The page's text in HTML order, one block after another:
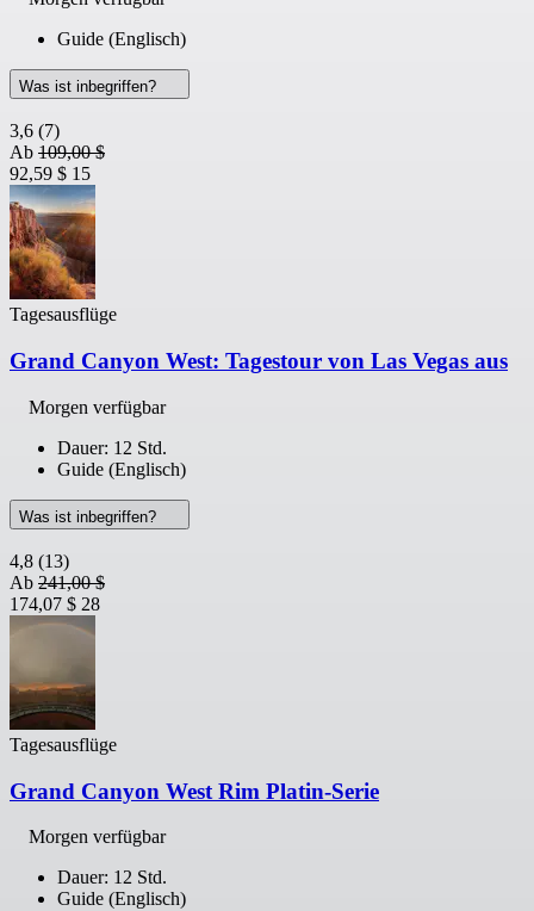
Guide (Englisch)
Was ist inbegriffen?
3,6 (7)
Ab 109,00 $
92,59 $ 15
Tagesausflüge
Grand Canyon West: Tagestour von Las Vegas aus
Morgen verfügbar
Dauer: 12 Std.
Guide (Englisch)
Was ist inbegriffen?
4,8 (13)
Ab 241,00 $
174,07 $ 28
Tagesausflüge
Grand Canyon West Rim Platin-Serie
Morgen verfügbar
Dauer: 12 Std.
Guide (Englisch)